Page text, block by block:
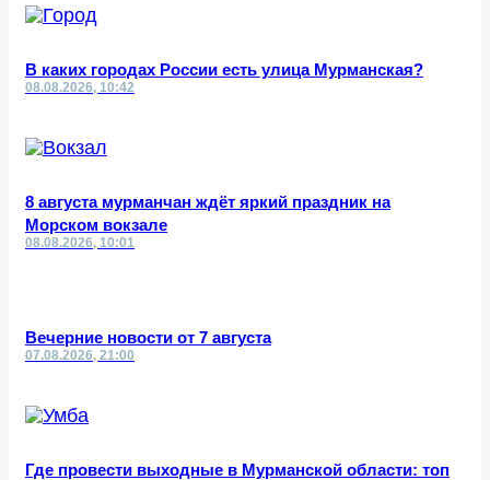
В каких городах России есть улица Мурманская?
08.08.2026, 10:42
8 августа мурманчан ждёт яркий праздник на
Морском вокзале
08.08.2026, 10:01
Вечерние новости от 7 августа
07.08.2026, 21:00
Где провести выходные в Мурманской области: топ